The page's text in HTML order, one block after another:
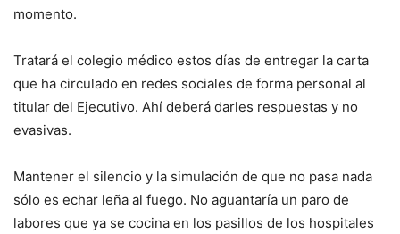
momento.
Tratará el colegio médico estos días de entregar la carta
que ha circulado en redes sociales de forma personal al
titular del Ejecutivo. Ahí deberá darles respuestas y no
evasivas.
Mantener el silencio y la simulación de que no pasa nada
sólo es echar leña al fuego. No aguantaría un paro de
labores que ya se cocina en los pasillos de los hospitales